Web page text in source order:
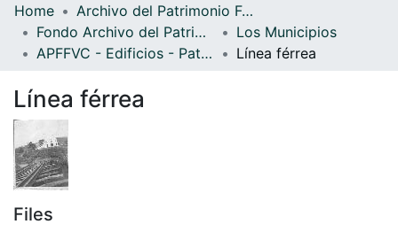
Statistics
Home
Archivo del Patrimonio Fotográfico y Fílmico del Valle del Cauca
Fondo Archivo del Patrimonio Fotográfico y Fílmico del Valle del Cauca
Los Municipios
APFFVC - Edificios - Patrimonial
Línea férrea
Línea férrea
Files